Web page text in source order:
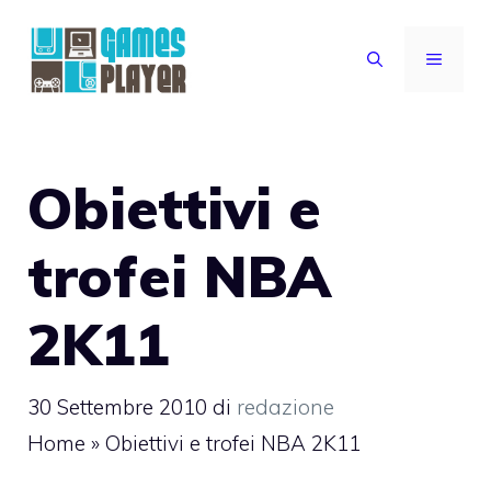
contenuto
MENU
Obiettivi e
trofei NBA
2K11
30 Settembre 2010 di redazione
Home » Obiettivi e trofei NBA 2K11